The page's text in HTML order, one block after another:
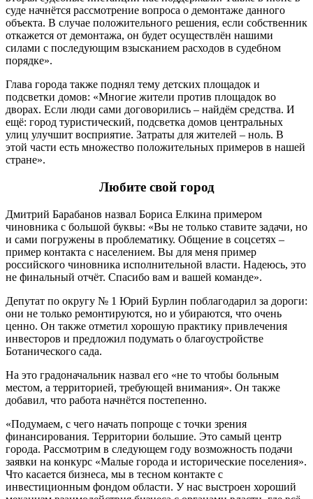
суде начнётся рассмотрение вопроса о демонтаже данного
объекта. В случае положительного решения, если собственник
откажется от демонтажа, он будет осуществлён нашими
силами с последующим взысканием расходов в судебном
порядке».
Глава города также поднял тему детских площадок и
подсветки домов: «Многие жители против площадок во
дворах. Если люди сами договорились – найдём средства. И
ещё: город туристический, подсветка домов центральных
улиц улучшит восприятие. Затраты для жителей – ноль. В
этой части есть множество положительных примеров в нашей
стране».
Любите свой город
Дмитрий Барабанов назвал Бориса Елкина примером
чиновника с большой буквы: «Вы не только ставите задачи, но
и сами погружены в проблематику. Общение в соцсетях –
пример контакта с населением. Вы для меня пример
российского чиновника исполнительной власти. Надеюсь, это
не финальный отчёт. Спасибо вам и вашей команде».
Депутат по округу № 1 Юрий Бурлин поблагодарил за дороги:
они не только ремонтируются, но и убираются, что очень
ценно. Он также отметил хорошую практику привлечения
инвесторов и предложил подумать о благоустройстве
Ботанического сада.
На это градоначальник назвал его «не то чтобы больным
местом, а территорией, требующей внимания». Он также
добавил, что работа начнётся постепенно.
«Подумаем, с чего начать попроще с точки зрения
финансирования. Территории большие. Это самый центр
города. Рассмотрим в следующем году возможность подачи
заявки на конкурс «Малые города и исторические поселения».
Что касается бизнеса, мы в тесном контакте с
инвестиционным фондом области. У нас выстроен хороший